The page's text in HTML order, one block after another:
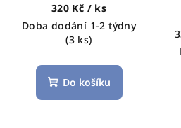
320 Kč / ks
Doba dodání 1-2 týdny
(3 ks)
Do košíku